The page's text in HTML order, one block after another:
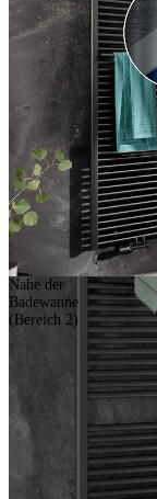
Nahe der
Badewanne
(Bereich 2)